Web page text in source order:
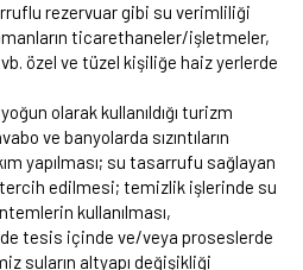
rezervuar gibi su verimliliği
ticarethaneler/işletmeler,
özel ve tüzel kişiliğe haiz yerlerde
olarak kullanıldığı turizm
ve banyolarda sızıntıların
yapılması; su tasarrufu sağlayan
edilmesi; temizlik işlerinde su
kullanılması,
tesis içinde ve/veya proseslerde
suların altyapı değişikliği